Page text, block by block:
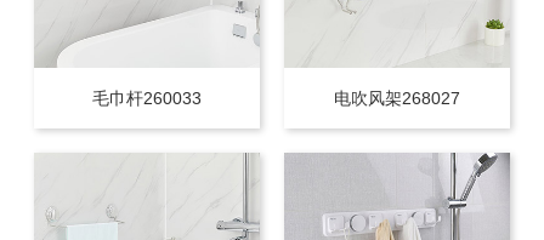
毛巾杆260033 电吹风架268027